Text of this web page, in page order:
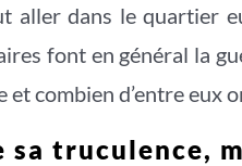
aller dans le quartier
font en général la
et combien d’entre eux
sa truculence,